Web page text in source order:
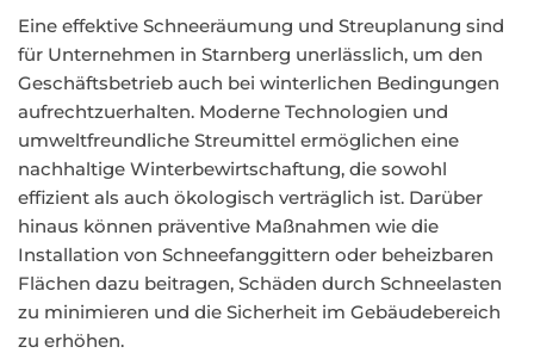
Eine effektive Schneeräumung und Streuplanung sind
für Unternehmen in Starnberg unerlässlich, um den
Geschäftsbetrieb auch bei winterlichen Bedingungen
aufrechtzuerhalten. Moderne Technologien und
umweltfreundliche Streumittel ermöglichen eine
nachhaltige Winterbewirtschaftung, die sowohl
effizient als auch ökologisch verträglich ist. Darüber
hinaus können präventive Maßnahmen wie die
Installation von Schneefanggittern oder beheizbaren
Flächen dazu beitragen, Schäden durch Schneelasten
zu minimieren und die Sicherheit im Gebäudebereich
zu erhöhen.